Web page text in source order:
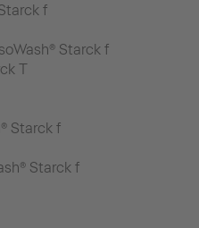
f
Starck f
T
Starck f
Starck f